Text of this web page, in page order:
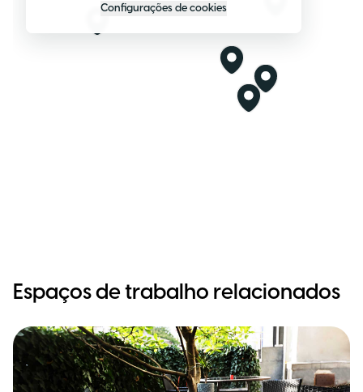
Configurações de cookies
Espaços de trabalho relacionados